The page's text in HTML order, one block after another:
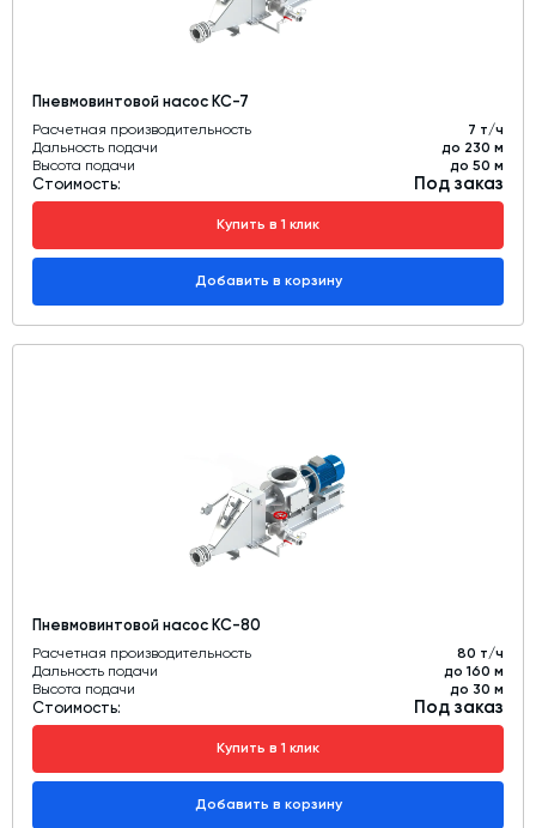
Пневмовинтовой насос КС-7
Расчетная производительность
7 т/ч
Дальность подачи
до 230 м
Высота подачи
до 50 м
Стоимость: Под заказ
Купить в 1 клик
Добавить в корзину
Пневмовинтовой насос КС-80
Расчетная производительность
80 т/ч
Дальность подачи
до 160 м
Высота подачи
до 30 м
Стоимость: Под заказ
Купить в 1 клик
Добавить в корзину